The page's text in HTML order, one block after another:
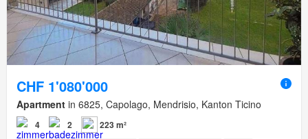
CHF 1'080'000
Apartment in 6825, Capolago, Mendrisio, Kanton Ticino
4 2 223 m²